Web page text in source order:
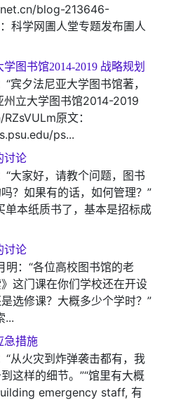
blog-213646-
科学网圕人堂专题发布圕人
图书馆2014-2019 战略规划
“宾夕法尼亚大学图书馆著，
州立大学图书馆2014-2019
原文：
ps...
讨论
“大家好，请教个问题，图书
？如果有的话，如何管理？”
单本纸质书了，基本是招标成
讨论
明：“各位高校图书馆的老
这门课在你们学校还在开设
选修课？大概多少个学时？”
...
急措施
“从火灾到炸弹袭击都有，我
这样的细节。”“馆里有大概
emergency staff, 有